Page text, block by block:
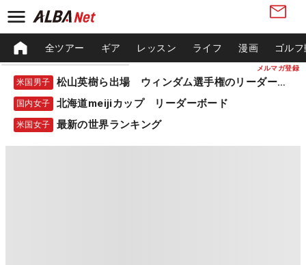
メルマガ登録
全ツアー ギア レッスン ライフ 漫画 ゴル
米国男子 松山英樹ら出場 ウィンダム選手権のリーダーボード
国内女子 北海道meijiカップ リーダーボード
米国女子 最新の世界ランキング